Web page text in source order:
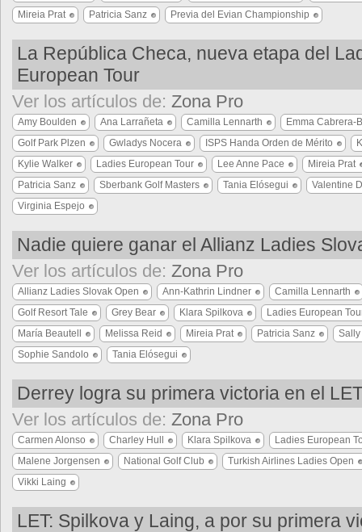
Mireia Prat
Patricia Sanz Previa del Evian Championship
La República Checa, nueva etapa del
European Tour
Ver los artículos de: Zona Pro
Amy Boulden Ana Larrañeta Camilla Lennarth
Emma Cabrera-
Golf Park Plzen
Gwladys Nocera ISPS Handa Orden de Mérito
Kylie Walker
Ladies European Tour Lee Anne Pace
Mireia Prat
Patricia Sanz
Sberbank Golf Masters Tania Elósegui
Valentine
Virginia Espejo
Nadie quiere ganar el Allianz Ladies
Ver los artículos de: Zona Pro
Allianz Ladies Slovak Open Ann-Kathrin Lindner
Camilla Lennarth
Golf Resort Tale
Grey Bear Klara Spilkova
Ladies European
María Beautell
Melissa Reid Mireia Prat Patricia Sanz
Sally
Sophie Sandolo
Tania Elósegui
Derrey logra su primera victoria en el
Ver los artículos de: Zona Pro
Carmen Alonso Charley Hull Klara Spilkova
Ladies European
Malene Jorgensen
National Golf Club
Turkish Airlines Ladies Open
Vikki Laing
LET: Spilkova y Laing, a por su primera